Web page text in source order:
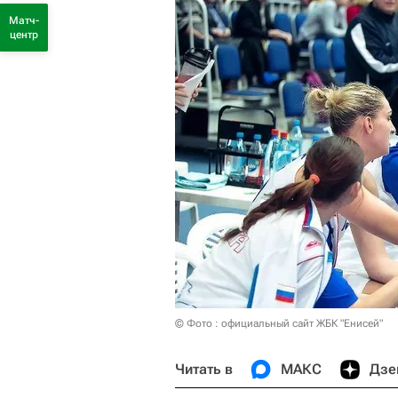
© Фото : официальный сайт ЖБК "Енисей"
Читать в МАКС
Матч-
центр